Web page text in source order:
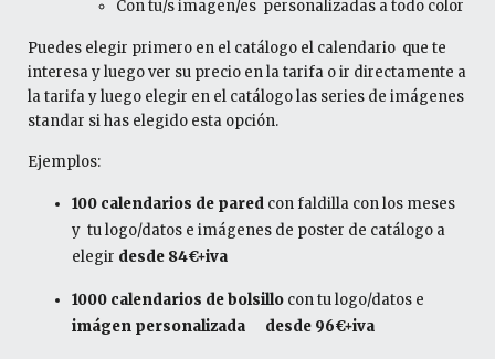
Con tu/s imagen/es personalizadas a todo color
Puedes elegir primero en el catálogo el calendario que te
interesa y luego ver su precio en la tarifa o ir directamente a
la tarifa y luego elegir en el catálogo las series de imágenes
standar si has elegido esta opción.
Ejemplos:
100 calendarios de pared con faldilla con los meses
y tu logo/datos e imágenes de poster de catálogo a
elegir desde 84€+iva
1000 calendarios de bolsillo con tu logo/datos e
imágen personalizada
desde 96€+iva